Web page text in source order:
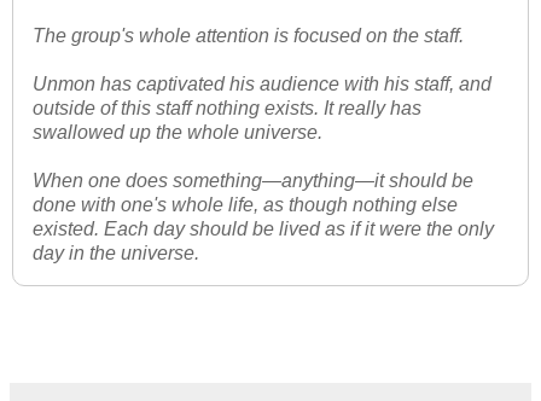
The group's whole attention is focused on the staff.
Unmon has captivated his audience with his staff, and
outside of this staff nothing exists. It really has
swallowed up the whole universe.
When one does something—anything—it should be
done with one's whole life, as though nothing else
existed. Each day should be lived as if it were the only
day in the universe.